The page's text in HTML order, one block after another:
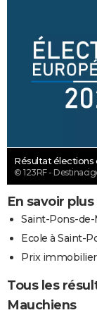
Résultat élections
© 123RF -
En savoir
Saint-Pons-de-
Ecole à Saint-
Prix
Tous les
Mauchiens